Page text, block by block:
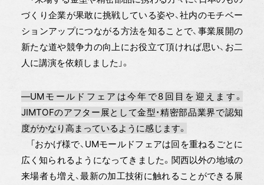
づくり企業が果敢に挑戦している姿や、社内のモチベー
ションアップにつながる方法を知ることで、事業展開の
新たな道や競争力の向上にお役立て頂ければ思い、お二
人に講演を依頼しました」。
―UMモールドフェアは今年で8回目を迎えます。
JIMTOFのアフター展として金型・精密部品業界で認知
度がかなり高まっているように感じます。
「おかげ様で、UMモールドフェアは回を重ねるごとに
広く知られるようになってきました。関西以外の地域の
来場者も増え、最新の加工技術に触れることができる展